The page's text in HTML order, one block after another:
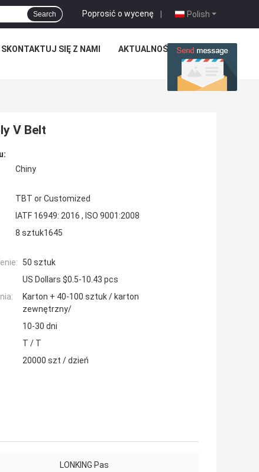
Polish
Poprosić o wycenę |
Search
SKONTAKTUJ SIĘ Z NAMI AKTUALNOŚCI SPRAWY
V Belt
Chiny
TBT or Customized
IATF 16949: 2016 , ISO 9001:2008
8 sztuk1645
50 sztuk
US Dollars $0.5-10.43 pcs
Karton + 40-100 sztuk / karton
zewnętrzny/
10-30 dni
T / T
20000 szt / dzień
LONKING Pas